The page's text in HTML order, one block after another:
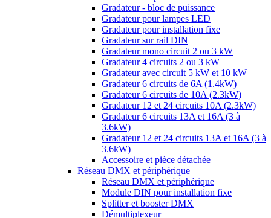
Gradateur - bloc de puissance
Gradateur pour lampes LED
Gradateur pour installation fixe
Gradateur sur rail DIN
Gradateur mono circuit 2 ou 3 kW
Gradateur 4 circuits 2 ou 3 kW
Gradateur avec circuit 5 kW et 10 kW
Gradateur 6 circuits de 6A (1.4kW)
Gradateur 6 circuits de 10A (2.3kW)
Gradateur 12 et 24 circuits 10A (2.3kW)
Gradateur 6 circuits 13A et 16A (3 à
3.6kW)
Gradateur 12 et 24 circuits 13A et 16A (3 à
3.6kW)
Accessoire et pièce détachée
Réseau DMX et périphérique
Réseau DMX et périphérique
Module DIN pour installation fixe
Splitter et booster DMX
Démultiplexeur